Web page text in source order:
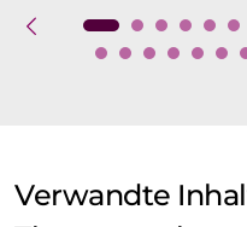
Verwandte